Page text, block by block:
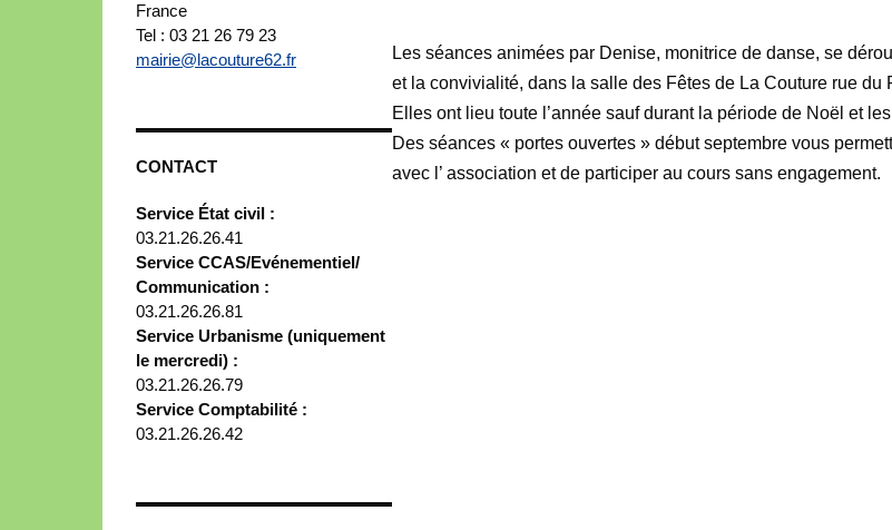
France
Tel : 03 21 26 79 23
mairie@lacouture62.fr
CONTACT
Service État civil :
03.21.26.26.41
Service CCAS/Evénementiel/
Communication :
03.21.26.26.81
Service Urbanisme (uniquement
le mercredi) :
03.21.26.26.79
Service Comptabilité :
03.21.26.26.42
Les séances animées par Denise, monitrice de danse, se
et la convivialité, dans la salle des Fêtes de La Couture rue du
Elles ont lieu toute l’année sauf durant la période de Noël et
Des séances « portes ouvertes » début septembre vous
avec l’ association et de participer au cours sans engagement.